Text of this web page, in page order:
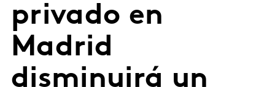
privado en
Madrid
disminuirá un